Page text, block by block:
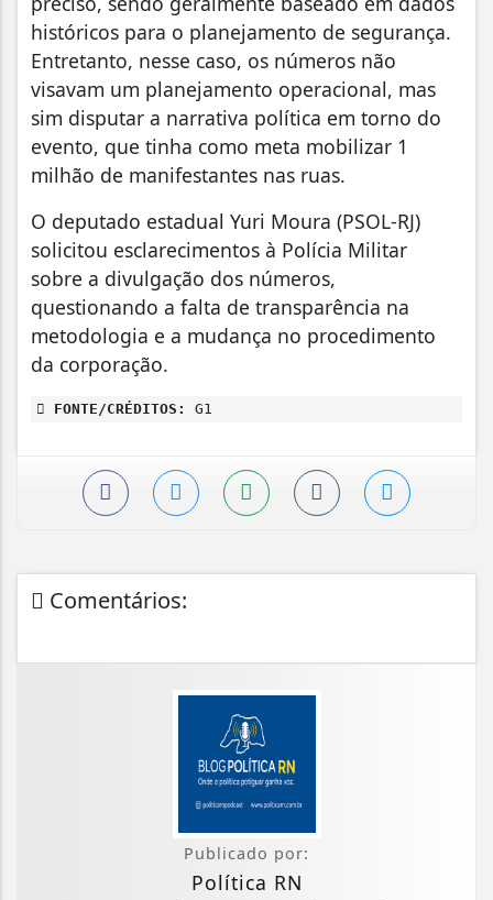
históricos para o planejamento de segurança.
Entretanto, nesse caso, os números não
visavam um planejamento operacional, mas
sim disputar a narrativa política em torno do
evento, que tinha como meta mobilizar 1
milhão de manifestantes nas ruas.
O deputado estadual Yuri Moura (PSOL-RJ)
solicitou esclarecimentos à Polícia Militar
sobre a divulgação dos números,
questionando a falta de transparência na
metodologia e a mudança no procedimento
da corporação.
FONTE/CRÉDITOS: G1
Comentários:
Publicado por:
Política RN